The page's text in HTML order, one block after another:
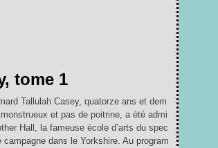
tome 1
Tallulah Casey, quatorze ans et dem
et pas de poitrine, a été admi
Hall, la fameuse école d’arts du spec
dans le Yorkshire. Au program